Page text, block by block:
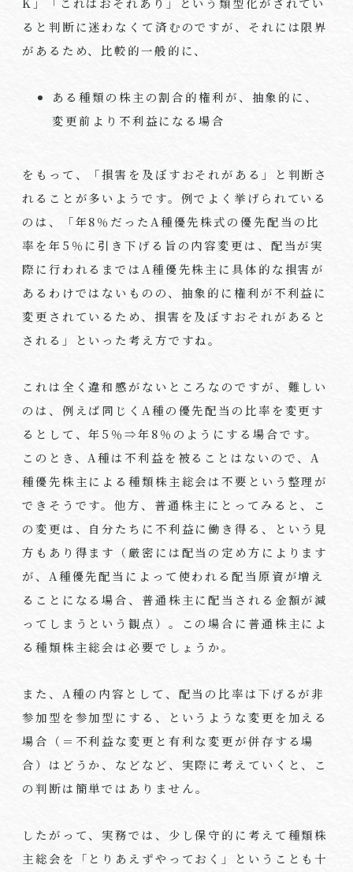
ると判断に迷わなくて済むのですが、それには限界
があるため、比較的一般的に、
ある種類の株主の割合的権利が、抽象的に、
変更前より不利益になる場合
をもって、「損害を及ぼすおそれがある」と判断さ
れることが多いようです。例でよく挙げられている
のは、「年8％だった A種優先株式の優先配当の比
率を年5 ％に引き下げる旨の内容変更は、配当が実
際に行われるまでは A種優先株主に具体的な損害が
あるわけではないものの、抽象的に権利が不利益に
変更されているため、損害を及ぼすおそれがあると
される」といった考え方ですね。
これは全く違和感がないところなのですが、難しい
のは、例えば同じく A種の優先配当の比率を変更す
るとして、年5 ％⇒年8％のようにする場合です。
このとき、 A種は不利益を被ることはないので、 A
種優先株主による種類株主総会は不要という整理が
できそうです。他方、普通株主にとってみると、こ
の変更は、自分たちに不利益に働き得る、という見
方もあり得ます（厳密には配当の定め方によります
が、 A種優先配当によって使われる配当原資が増え
ることになる場合、普通株主に配当される金額が減
ってしまうという観点）。この場合に普通株主によ
る種類株主総会は必要でしょうか。
また、 A種の内容として、配当の比率は下げるが非
参加型を参加型にする、というような変更を加える
場合（＝不利益な変更と有利な変更が併存する場
合）はどうか、などなど、実際に考えていくと、こ
の判断は簡単ではありません。
したがって、実務では、少し保守的に考えて種類株
主総会を「とりあえずやっておく」ということも十